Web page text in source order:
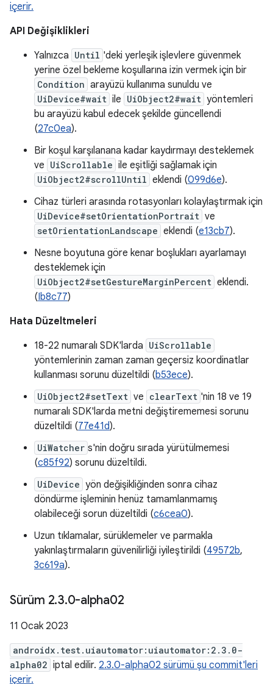
içerir.
API Değişiklikleri
Yalnızca Until 'deki yerleşik işlevlere güvenmek
yerine özel bekleme koşullarına izin vermek için bir
Condition arayüzü kullanıma sunuldu ve
UiDevice#wait ile UiObject2#wait yöntemleri
bu arayüzü kabul edecek şekilde güncellendi
(27c0ea).
Bir koşul karşılanana kadar kaydırmayı desteklemek
ve UiScrollable ile eşitliği sağlamak için
UiObject2#scrollUntil eklendi (099d6e).
Cihaz türleri arasında rotasyonları kolaylaştırmak için
UiDevice#setOrientationPortrait ve
setOrientationLandscape eklendi (e13cb7).
Nesne boyutuna göre kenar boşlukları ayarlamayı
desteklemek için
UiObject2#setGestureMarginPercent eklendi.
(Ib8c77)
Hata Düzeltmeleri
18-22 numaralı SDK'larda UiScrollable
yöntemlerinin zaman zaman geçersiz koordinatlar
kullanması sorunu düzeltildi (b53ece).
UiObject2#setText ve clearText 'nin 18 ve 19
numaralı SDK'larda metni değiştirememesi sorunu
düzeltildi (77e41d).
UiWatcher s'nin doğru sırada yürütülmemesi
(c85f92) sorunu düzeltildi.
UiDevice yön değişikliğinden sonra cihaz
döndürme işleminin henüz tamamlanmamış
olabileceği sorun düzeltildi (c6cea0).
Uzun tıklamalar, sürüklemeler ve parmakla
yakınlaştırmaların güvenilirliği iyileştirildi (49572b,
3c619a).
Sürüm 2.3.0-alpha02
11 Ocak 2023
androidx.test.uiautomator:uiautomator:2.3.0-
alpha02 iptal edilir. 2.3.0-alpha02 sürümü şu commit'leri
içerir.